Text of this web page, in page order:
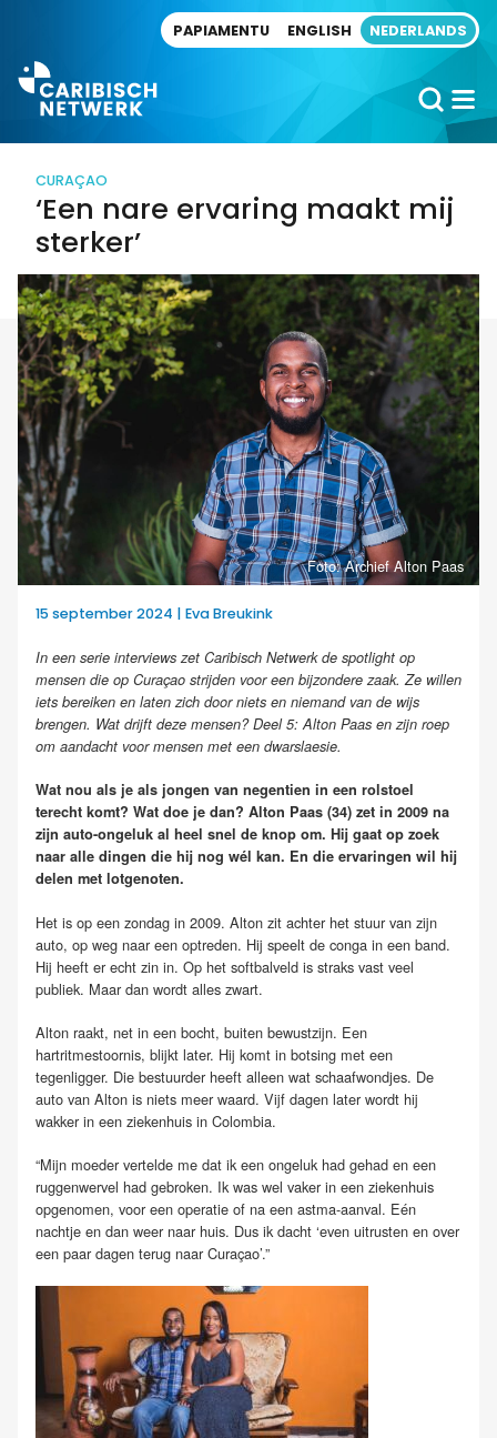
PAPIAMENTU ENGLISH NEDERLANDS
CURAÇAO
‘Een nare ervaring maakt mij
sterker’
Foto: Archief Alton Paas
15 september 2024 | Eva Breukink
In een serie interviews zet Caribisch Netwerk de spotlight op
mensen die op Curaçao strijden voor een bijzondere zaak. Ze willen
iets bereiken en laten zich door niets en niemand van de wijs
brengen. Wat drijft deze mensen? Deel 5: Alton Paas en zijn roep
om aandacht voor mensen met een dwarslaesie.
Wat nou als je als jongen van negentien in een rolstoel
terecht komt? Wat doe je dan? Alton Paas (34) zet in 2009 na
zijn auto-ongeluk al heel snel de knop om. Hij gaat op zoek
naar alle dingen die hij nog wél kan. En die ervaringen wil hij
delen met lotgenoten.
Het is op een zondag in 2009. Alton zit achter het stuur van zijn
auto, op weg naar een optreden. Hij speelt de conga in een band.
Hij heeft er echt zin in. Op het softbalveld is straks vast veel
publiek. Maar dan wordt alles zwart.
Alton raakt, net in een bocht, buiten bewustzijn. Een
hartritmestoornis, blijkt later. Hij komt in botsing met een
tegenligger. Die bestuurder heeft alleen wat schaafwondjes. De
auto van Alton is niets meer waard. Vijf dagen later wordt hij
wakker in een ziekenhuis in Colombia.
“Mijn moeder vertelde me dat ik een ongeluk had gehad en een
ruggenwervel had gebroken. Ik was wel vaker in een ziekenhuis
opgenomen, voor een operatie of na een astma-aanval. Eén
nachtje en dan weer naar huis. Dus ik dacht ‘even uitrusten en over
een paar dagen terug naar Curaçao’.”